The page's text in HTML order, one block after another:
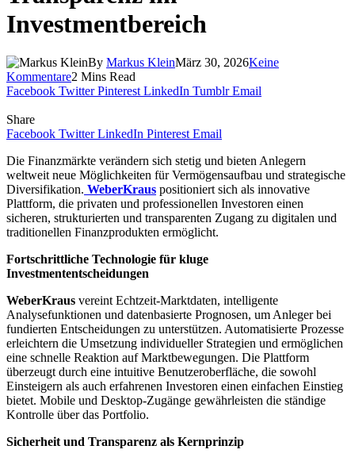
Investmentbereich
By Markus KleinMärz 30, 2026Keine
Kommentare2 Mins Read
Facebook Twitter Pinterest LinkedIn Tumblr Email
Share
Facebook Twitter LinkedIn Pinterest Email
Die Finanzmärkte verändern sich stetig und bieten Anlegern
weltweit neue Möglichkeiten für Vermögensaufbau und strategische
Diversifikation. WeberKraus positioniert sich als innovative
Plattform, die privaten und professionellen Investoren einen
sicheren, strukturierten und transparenten Zugang zu digitalen und
traditionellen Finanzprodukten ermöglicht.
Fortschrittliche Technologie für kluge
Investmententscheidungen
WeberKraus vereint Echtzeit-Marktdaten, intelligente
Analysefunktionen und datenbasierte Prognosen, um Anleger bei
fundierten Entscheidungen zu unterstützen. Automatisierte Prozesse
erleichtern die Umsetzung individueller Strategien und ermöglichen
eine schnelle Reaktion auf Marktbewegungen. Die Plattform
überzeugt durch eine intuitive Benutzeroberfläche, die sowohl
Einsteigern als auch erfahrenen Investoren einen einfachen Einstieg
bietet. Mobile und Desktop-Zugänge gewährleisten die ständige
Kontrolle über das Portfolio.
Sicherheit und Transparenz als Kernprinzip